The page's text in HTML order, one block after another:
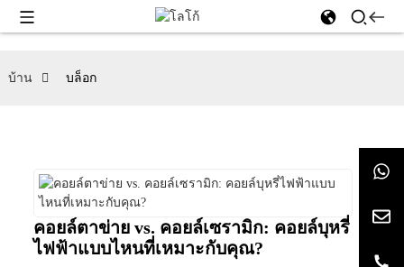
บ้าน บล็อก
คอยล์ตาข่าย vs. คอยล์เซรามิก: คอยล์บุหรี่
ไฟฟ้าแบบไหนที่เหมาะกับคุณ?